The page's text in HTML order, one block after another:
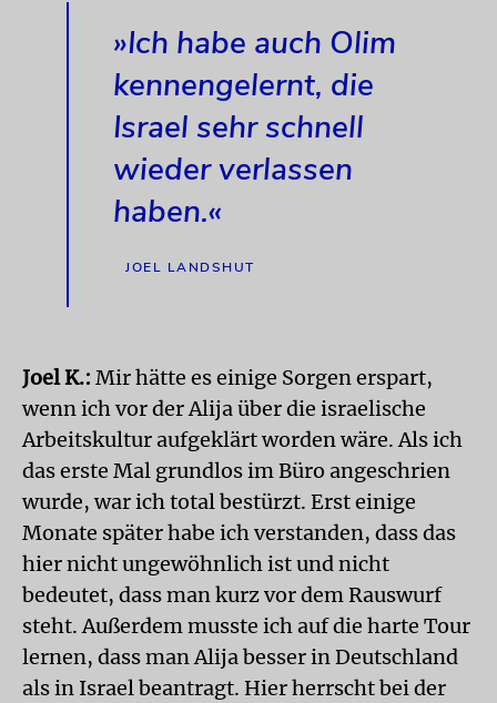
»Ich habe auch Olim
kennengelernt, die
Israel sehr schnell
wieder verlassen
haben.«
JOEL LANDSHUT
Joel K.: Mir hätte es einige Sorgen erspart,
wenn ich vor der Alija über die israelische
Arbeitskultur aufgeklärt worden wäre. Als ich
das erste Mal grundlos im Büro angeschrien
wurde, war ich total bestürzt. Erst einige
Monate später habe ich verstanden, dass das
hier nicht ungewöhnlich ist und nicht
bedeutet, dass man kurz vor dem Rauswurf
steht. Außerdem musste ich auf die harte Tour
lernen, dass man Alija besser in Deutschland
als in Israel beantragt. Hier herrscht bei der